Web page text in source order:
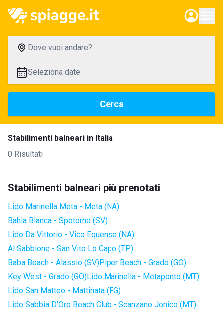
Dove vuoi andare?
Seleziona date
Cerca
Stabilimenti balneari in Italia
0 Risultati
Stabilimenti balneari più prenotati
Lido Marinella Meta - Meta (NA)
Bahia Blanca - Spotorno (SV)
Lido Da Vittorio - Vico Equense (NA)
Al Sabbione - San Vito Lo Capo (TP)
Baba Beach - Alassio (SV)Piper Beach - Grado (GO)
Key West - Grado (GO)Lido Marinella - Metaponto (MT)
Lido San Matteo - Mattinata (FG)
Lido Sabbia D'Oro Beach Club - Scanzano Jonico (MT)